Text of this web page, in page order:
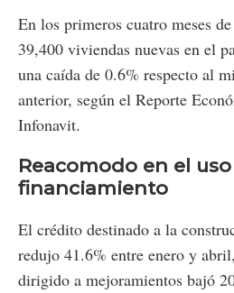
En los primeros cuatro meses
39,400 viviendas nuevas en el
una caída de 0.6% respecto al
anterior, según el Reporte
Infonavit.
Reacomodo en el
financiamiento
El crédito destinado a la
redujo 41.6% entre enero y
dirigido a mejoramientos bajó